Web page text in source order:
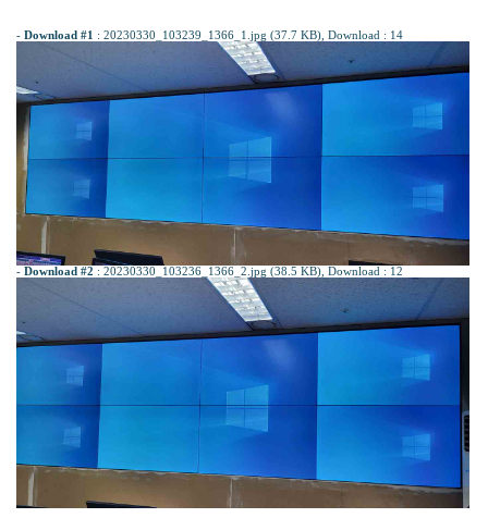
- Download #1 : 20230330_103239_1366_1.jpg (37.7 KB) , Download : 14
- Download #2 : 20230330_103236_1366_2.jpg (38.5 KB) , Download : 12